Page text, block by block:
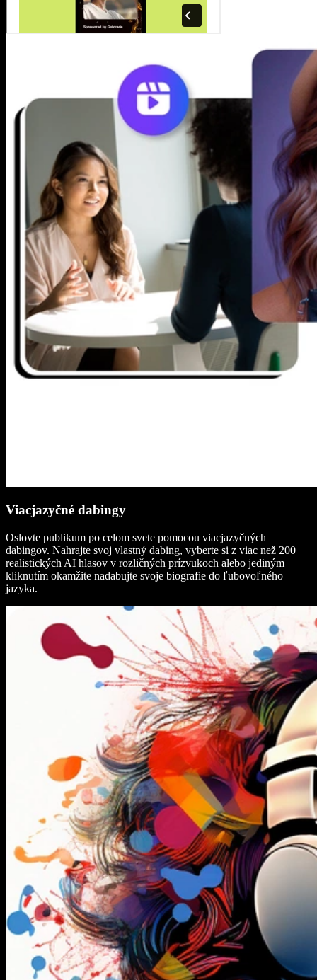
Viacjazyčné dabingy
Oslovte publikum po celom svete pomocou viacjazyčných
dabingov. Nahrajte svoj vlastný dabing, vyberte si z viac než 200+
realistických AI hlasov v rozličných prízvukoch alebo jediným
kliknutím okamžite nadabujte svoje biografie do ľubovoľného
jazyka.